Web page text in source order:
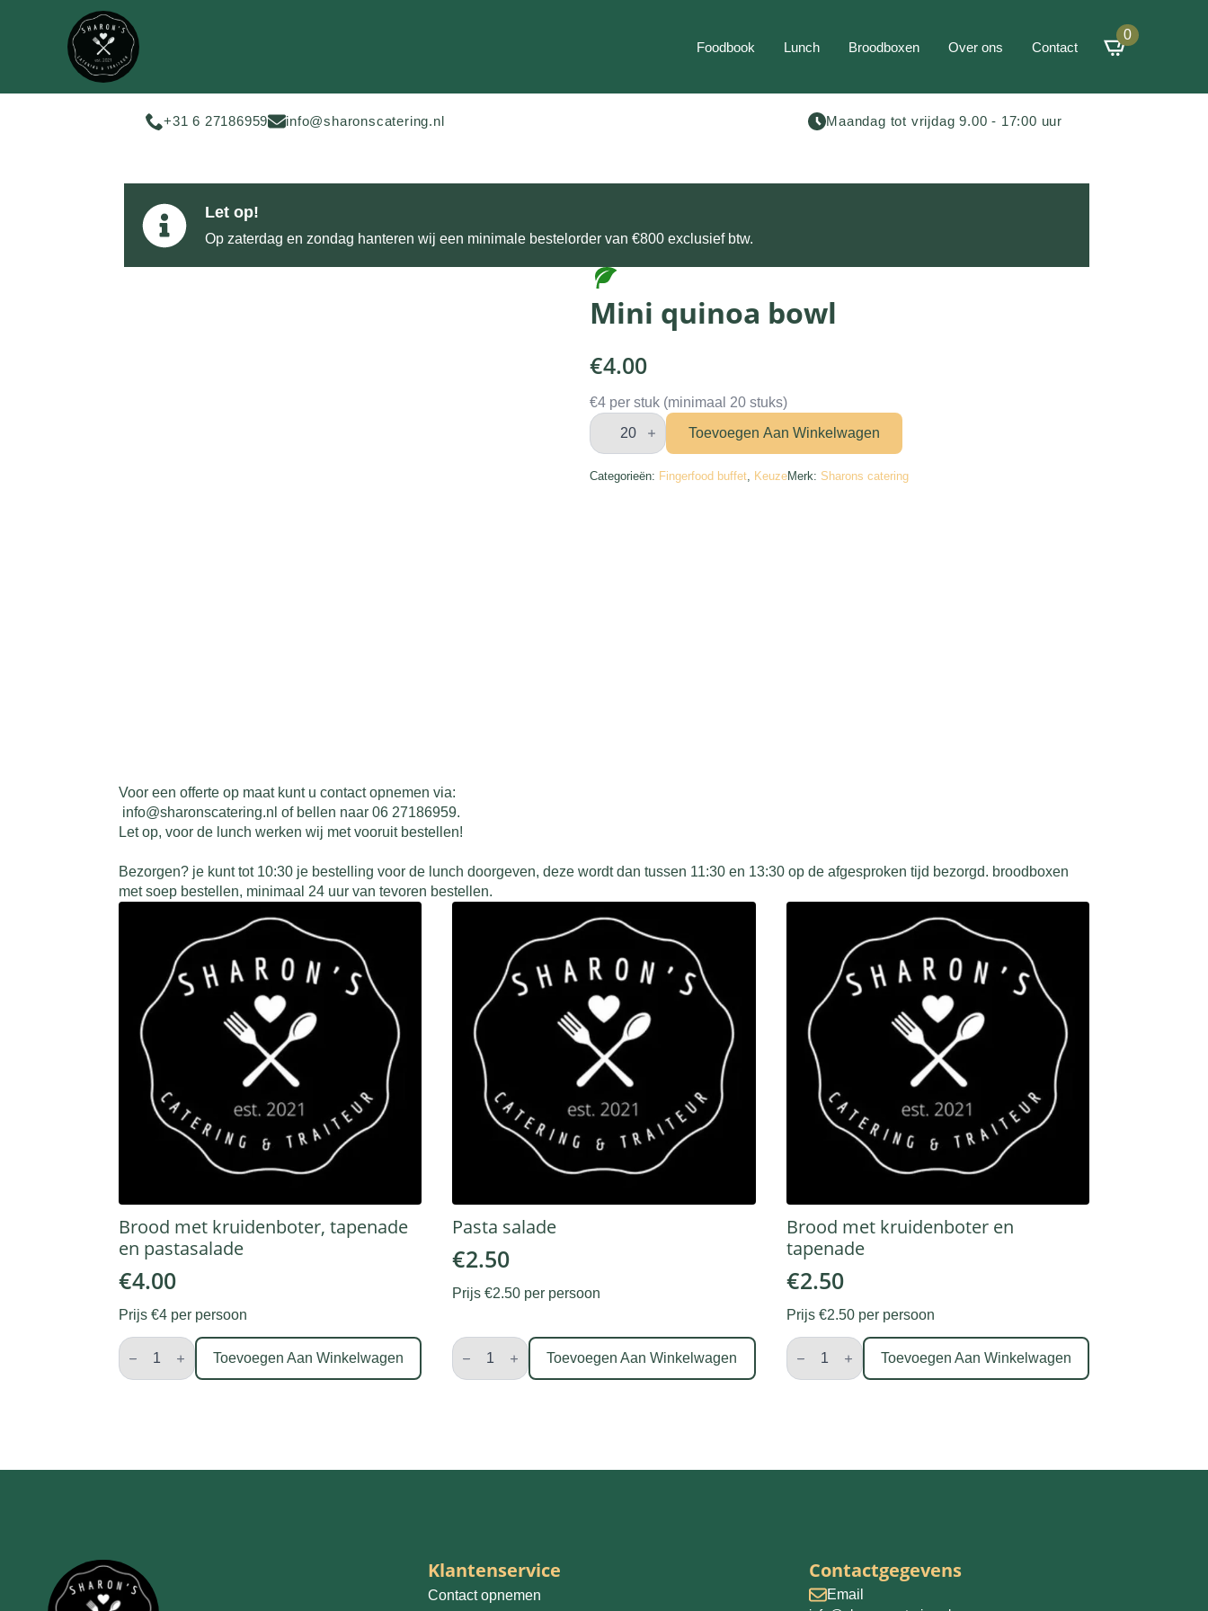
Foodbook Lunch Broodboxen Over ons Contact
0
+31 6 27186959 info@sharonscatering.nl Maandag tot vrijdag 9.00 - 17:00 uur
Let op!
Op zaterdag en zondag hanteren wij een minimale bestelorder van €800 exclusief btw.
Mini quinoa bowl
€4.00
€4 per stuk (minimaal 20 stuks)
Mini
quinoa
bowl
Toevoegen Aan Winkelwagen
Categorieën: Fingerfood buffet, KeuzeMerk: Sharons catering
Voor een offerte op maat kunt u contact opnemen via:
info@sharonscatering.nl of bellen naar 06 27186959.
Let op, voor de lunch werken wij met vooruit bestellen!
Bezorgen? je kunt tot 10:30 je bestelling voor de lunch doorgeven, deze wordt dan tussen 11:30 en 13:30 op de afgesproken tijd bezorgd. broodboxen
met soep bestellen, minimaal 24 uur van tevoren bestellen.
Brood met kruidenboter, tapenade
en pastasalade
€4.00
Prijs €4 per persoon
Brood
met
kruidenboter,
Toevoegen Aan Winkelwagen
Pasta salade
€2.50
Prijs €2.50 per persoon
Pasta
salade
aantal
Toevoegen Aan Winkelwagen
Brood met kruidenboter en
tapenade
€2.50
Prijs €2.50 per persoon
Brood
met
kruidenboter
Toevoegen Aan Winkelwagen
Klantenservice
Contact opnemen
Contactgegevens
Email